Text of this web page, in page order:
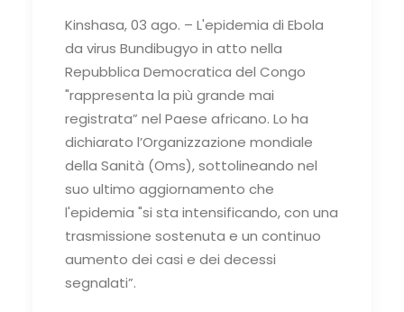
Kinshasa, 03 ago. – L'epidemia di Ebola
da virus Bundibugyo in atto nella
Repubblica Democratica del Congo
"rappresenta la più grande mai
registrata” nel Paese africano. Lo ha
dichiarato l’Organizzazione mondiale
della Sanità (Oms), sottolineando nel
suo ultimo aggiornamento che
l'epidemia "si sta intensificando, con una
trasmissione sostenuta e un continuo
aumento dei casi e dei decessi
segnalati”.